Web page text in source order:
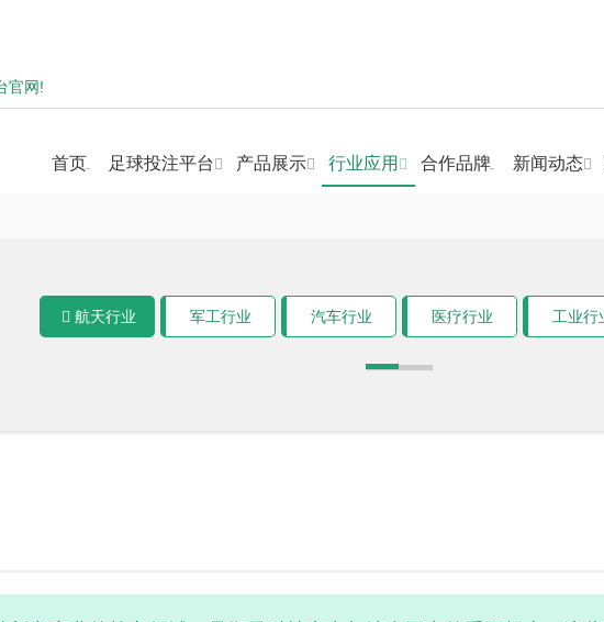
官网!
首页 足球投注平台 产品展示 行业应用 合作品牌 新闻动态
航天行业 军工行业 汽车行业 医疗行业 工业行